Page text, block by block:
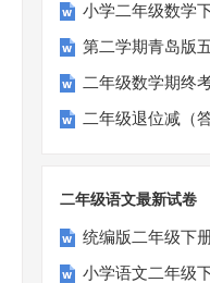
小学二年级数学
第二学期青岛版
二年级数学期终
二年级退位减（
二年级语文最新试卷
统编版二年级下
小学语文二年级